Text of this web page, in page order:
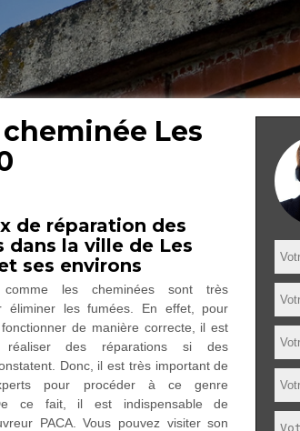
Les
de réparation des
dans la ville de Les
ses environs
comme les cheminées sont très
éliminer les fumées. En effet, pour
de manière correcte, il est
réaliser des réparations si des
Donc, il est très important de
pour procéder à ce genre
ce fait, il est indispensable de
PACA. Vous pouvez visiter son